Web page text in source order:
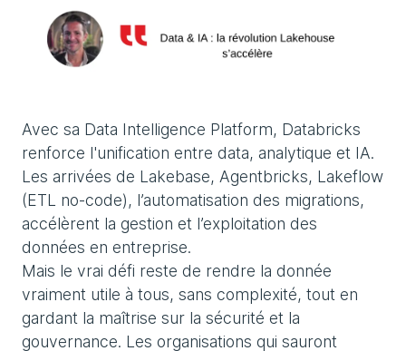
Avec sa Data Intelligence Platform, Databricks
renforce l'unification entre data, analytique et IA.
Les arrivées de Lakebase, Agentbricks, Lakeflow
(ETL no-code), l’automatisation des migrations,
accélèrent la gestion et l’exploitation des
données en entreprise.
Mais le vrai défi reste de rendre la donnée
vraiment utile à tous, sans complexité, tout en
gardant la maîtrise sur la sécurité et la
gouvernance. Les organisations qui sauront